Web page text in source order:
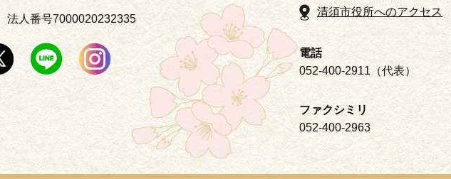
法人番号7000020232335
清須市役所へのアクセス
電話
052-400-2911（代表）
ファクシミリ
052-400-2963